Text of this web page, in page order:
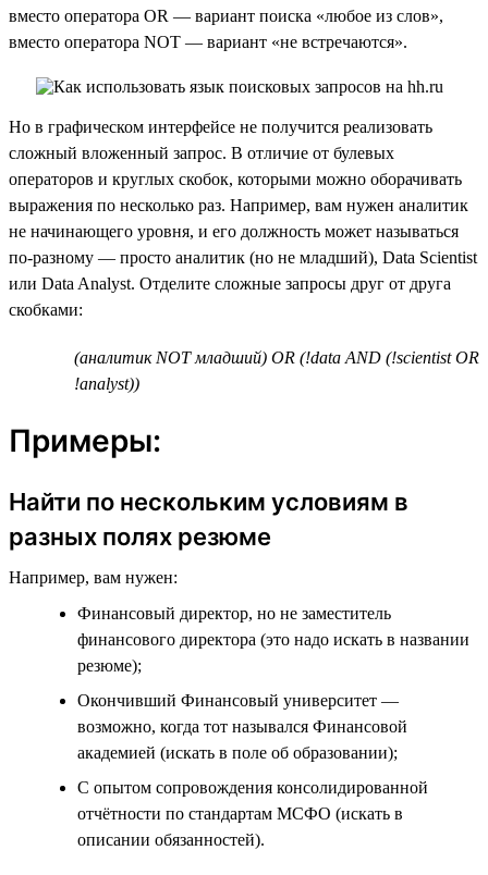
вместо оператора OR — вариант поиска «любое из слов»,
вместо оператора NOT — вариант «не встречаются».
Но в графическом интерфейсе не получится реализовать
сложный вложенный запрос. В отличие от булевых
операторов и круглых скобок, которыми можно оборачивать
выражения по несколько раз. Например, вам нужен аналитик
не начинающего уровня, и его должность может называться
по-разному — просто аналитик (но не младший), Data Scientist
или Data Analyst. Отделите сложные запросы друг от друга
скобками:
(аналитик NOT младший) OR (!data AND (!scientist OR
!analyst))
Примеры:
Найти по нескольким условиям в
разных полях резюме
Например, вам нужен:
Финансовый директор, но не заместитель
финансового директора (это надо искать в названии
резюме);
Окончивший Финансовый университет —
возможно, когда тот назывался Финансовой
академией (искать в поле об образовании);
С опытом сопровождения консолидированной
отчётности по стандартам МСФО (искать в
описании обязанностей).